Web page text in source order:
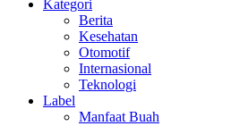
Kategori
Berita
Kesehatan
Otomotif
Internasional
Teknologi
Label
Manfaat Buah